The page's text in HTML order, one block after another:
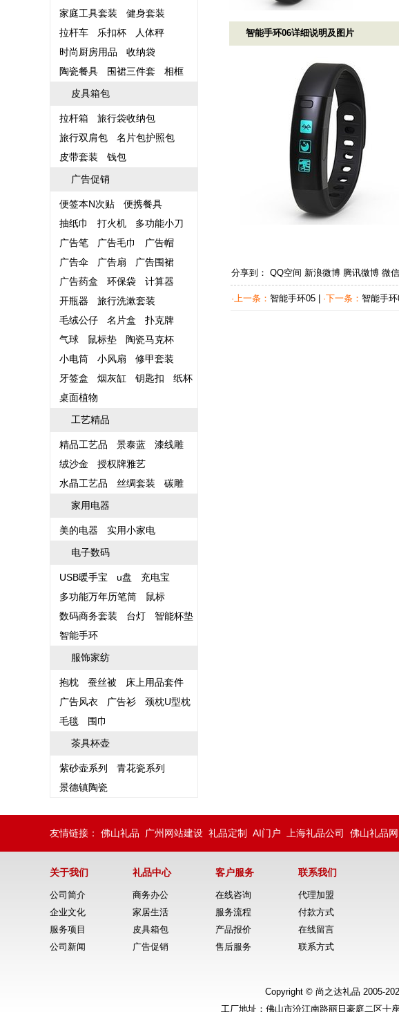
家庭工具套装
健身套装
拉杆车
乐扣杯
人体秤
时尚厨房用品
收纳袋
陶瓷餐具
围裙三件套
相框
皮具箱包
拉杆箱
旅行袋收纳包
旅行双肩包
名片包护照包
皮带套装
钱包
广告促销
便签本N次贴
便携餐具
抽纸巾
打火机
多功能小刀
广告笔
广告毛巾
广告帽
广告伞
广告扇
广告围裙
广告药盒
环保袋
计算器
开瓶器
旅行洗漱套装
毛绒公仔
名片盒
扑克牌
气球
鼠标垫
陶瓷马克杯
小电筒
小风扇
修甲套装
牙签盒
烟灰缸 钥匙扣
纸杯
桌面植物
工艺精品
精品工艺品 景泰蓝
漆线雕
绒沙金
授权牌雅艺
水晶工艺品
丝绸套装
碳雕
家用电器
美的电器
实用小家电
电子数码
USB暖手宝 u盘
充电宝
多功能万年历笔筒
鼠标
数码商务套装
台灯
智能杯垫
智能手环
服饰家纺
抱枕 蚕丝被
床上用品套件
广告风衣
广告衫
颈枕U型枕
毛毯
围巾
茶具杯壶
紫砂壶系列
青花瓷系列
景德镇陶瓷
智能手环06详细说明及图片
分享到： QQ空间 新浪微博 腾讯微博 微信
·上一条： 智能手环05 ·下一条： 智能手
友情链接： 佛山礼品 广州网站建设 礼品定制 AI门户 上海礼品公司 佛山礼品网
关于我们
公司简介
企业文化
服务项目
公司新闻
礼品中心
商务办公
家居生活
皮具箱包
广告促销
客户服务
在线咨询
服务流程
产品报价
售后服务
联系我们
代理加盟
付款方式
在线留言
联系方式
Copyright © 尚之达礼品 2005-
工厂地址：佛山市汾江南路丽日豪庭二区十